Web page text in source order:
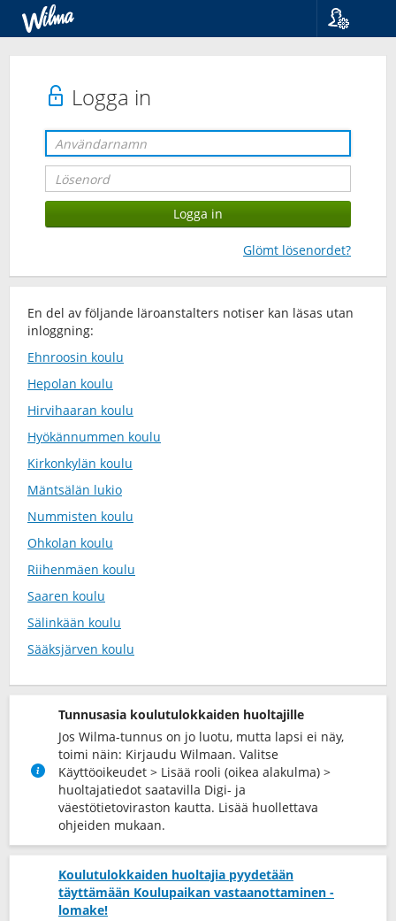
Logga in
Glömt lösenordet?
En del av följande läroanstalters notiser kan läsas utan
inloggning:
Ehnroosin koulu
Hepolan koulu
Hirvihaaran koulu
Hyökännummen koulu
Kirkonkylän koulu
Mäntsälän lukio
Nummisten koulu
Ohkolan koulu
Riihenmäen koulu
Saaren koulu
Sälinkään koulu
Sääksjärven koulu
Tunnusasia koulutulokkaiden huoltajille
Jos Wilma-tunnus on jo luotu, mutta lapsi ei näy,
toimi näin: Kirjaudu Wilmaan. Valitse
Käyttöoikeudet > Lisää rooli (oikea alakulma) >
huoltajatiedot saatavilla Digi- ja
väestötietoviraston kautta. Lisää huollettava
ohjeiden mukaan.
Koulutulokkaiden huoltajia pyydetään
täyttämään Koulupaikan vastaanottaminen -
lomake!